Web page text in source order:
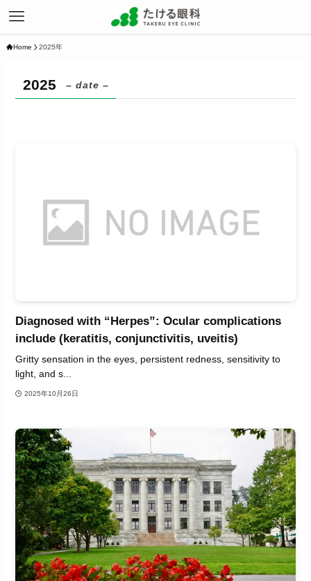
Home 2025年
2025 – date –
Diagnosed with “Herpes”: Ocular complications
include (keratitis, conjunctivitis, uveitis)
Gritty sensation in the eyes, persistent redness, sensitivity to
light, and s...
2025年10月26日